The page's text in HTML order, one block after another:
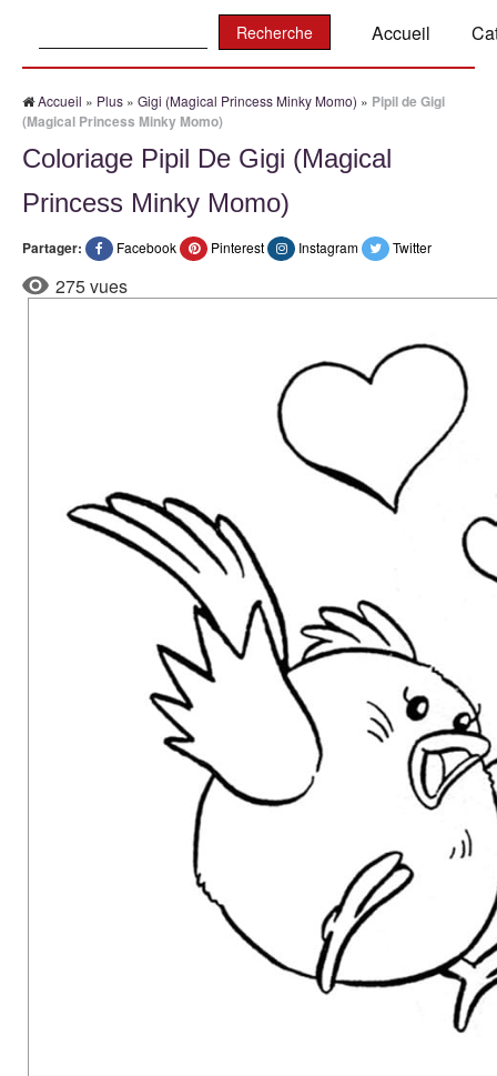
Accueil
Accueil » Plus » Gigi (Magical Princess Minky Momo) » Pipil de Gigi
(Magical Princess Minky Momo)
Coloriage Pipil De Gigi (Magical
Princess Minky Momo)
Partager: Facebook Pinterest Instagram Twitter
275 vues